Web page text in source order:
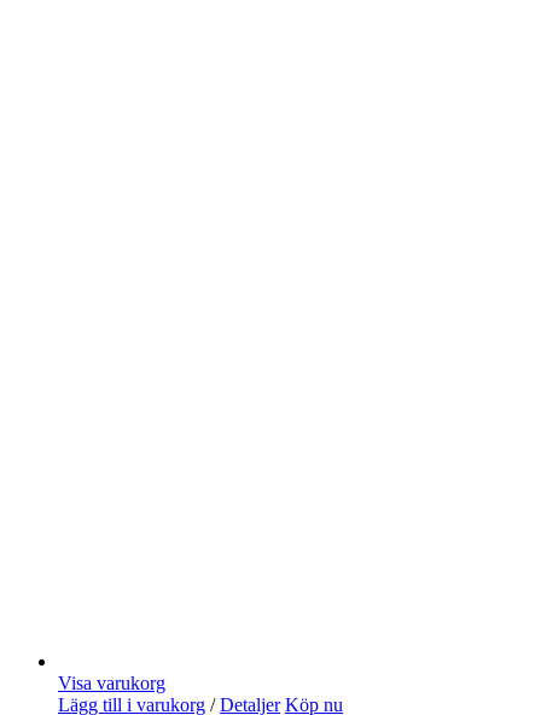
Visa varukorg
Lägg till i varukorg / Detaljer Köp nu